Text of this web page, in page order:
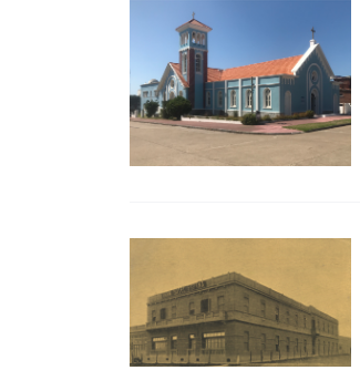
Aduana
Mapa Poster Bienes
Punta del Este. Somos
Batería San Fernando
Muelle de Mailhos y
La Onda